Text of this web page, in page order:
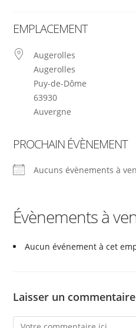
EMPLACEMENT
Augerolles
Augerolles
Puy-de-Dôme
63930
Auvergne
PROCHAIN ÉVÈNEMENT
Aucuns évènements à
Évènements à
Aucun événement à cet
Laisser un commentaire